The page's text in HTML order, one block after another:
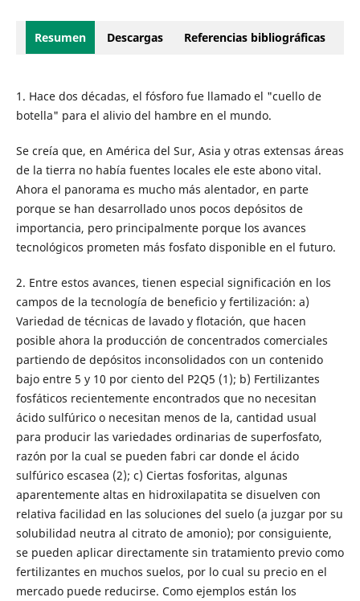
Resumen Descargas Referencias bibliográficas
1. Hace dos décadas, el fósforo fue llamado el "cuello de
botella" para el alivio del hambre en el mundo.
Se creía que, en América del Sur, Asia y otras extensas áreas
de la tierra no había fuentes locales ele este abono vital.
Ahora el panorama es mucho más alentador, en parte
porque se han desarrollado unos pocos depósitos de
importancia, pero principalmente porque los avances
tecnológicos prometen más fosfato disponible en el futuro.
2. Entre estos avances, tienen especial significación en los
campos de la tecnología de beneficio y fertilización: a)
Variedad de técnicas de lavado y flotación, que hacen
posible ahora la producción de concentrados comerciales
partiendo de depósitos inconsolidados con un contenido
bajo entre 5 y 10 por ciento del P2Q5 (1); b) Fertilizantes
fosfáticos recientemente encontrados que no necesitan
ácido sulfúrico o necesitan menos de la, cantidad usual
para producir las variedades ordinarias de superfosfato,
razón por la cual se pueden fabri car donde el ácido
sulfúrico escasea (2); c) Ciertas fosforitas, algunas
aparentemente altas en hidroxilapatita se disuelven con
relativa facilidad en las soluciones del suelo (a juzgar por su
solubilidad neutra al citrato de amonio); por consiguiente,
se pueden aplicar directamente sin tratamiento previo como
fertilizantes en muchos suelos, por lo cual su precio en el
mercado puede reducirse. Como ejemplos están los